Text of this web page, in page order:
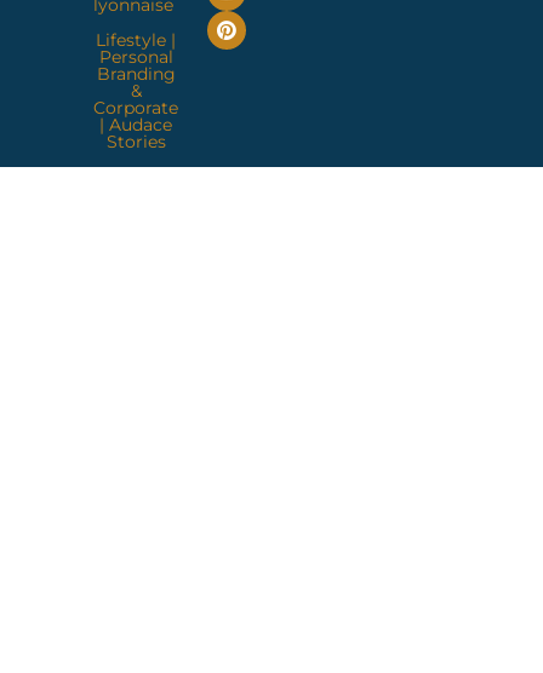
lyonnaise
Lifestyle |
Personal
Branding
&
Corporate
| Audace
Stories